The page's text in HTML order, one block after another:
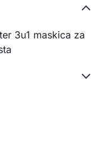
3u1 maskica za